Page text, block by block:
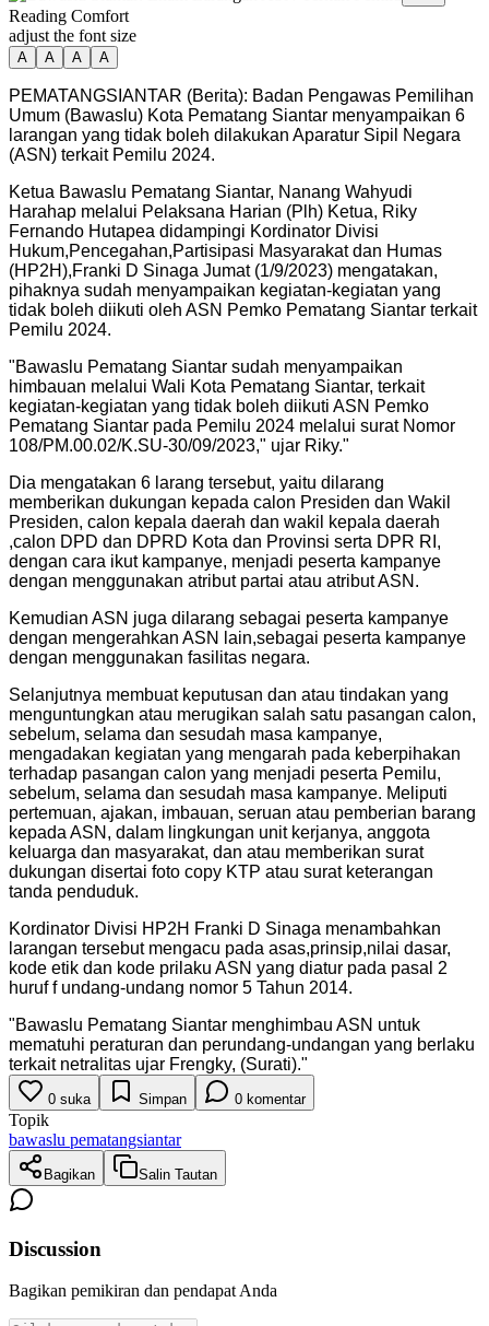
Reading Comfort
adjust the font size
A A A A
PEMATANGSIANTAR (Berita): Badan Pengawas Pemilihan
Umum (Bawaslu) Kota Pematang Siantar menyampaikan 6
larangan yang tidak boleh dilakukan Aparatur Sipil Negara
(ASN) terkait Pemilu 2024.
Ketua Bawaslu Pematang Siantar, Nanang Wahyudi
Harahap melalui Pelaksana Harian (Plh) Ketua, Riky
Fernando Hutapea didampingi Kordinator Divisi
Hukum,Pencegahan,Partisipasi Masyarakat dan Humas
(HP2H),Franki D Sinaga Jumat (1/9/2023) mengatakan,
pihaknya sudah menyampaikan kegiatan-kegiatan yang
tidak boleh diikuti oleh ASN Pemko Pematang Siantar terkait
Pemilu 2024.
"Bawaslu Pematang Siantar sudah menyampaikan
himbauan melalui Wali Kota Pematang Siantar, terkait
kegiatan-kegiatan yang tidak boleh diikuti ASN Pemko
Pematang Siantar pada Pemilu 2024 melalui surat Nomor
108/PM.00.02/K.SU-30/09/2023," ujar Riky."
Dia mengatakan 6 larang tersebut, yaitu dilarang
memberikan dukungan kepada calon Presiden dan Wakil
Presiden, calon kepala daerah dan wakil kepala daerah
,calon DPD dan DPRD Kota dan Provinsi serta DPR RI,
dengan cara ikut kampanye, menjadi peserta kampanye
dengan menggunakan atribut partai atau atribut ASN.
Kemudian ASN juga dilarang sebagai peserta kampanye
dengan mengerahkan ASN lain,sebagai peserta kampanye
dengan menggunakan fasilitas negara.
Selanjutnya membuat keputusan dan atau tindakan yang
menguntungkan atau merugikan salah satu pasangan calon,
sebelum, selama dan sesudah masa kampanye,
mengadakan kegiatan yang mengarah pada keberpihakan
terhadap pasangan calon yang menjadi peserta Pemilu,
sebelum, selama dan sesudah masa kampanye. Meliputi
pertemuan, ajakan, imbauan, seruan atau pemberian barang
kepada ASN, dalam lingkungan unit kerjanya, anggota
keluarga dan masyarakat, dan atau memberikan surat
dukungan disertai foto copy KTP atau surat keterangan
tanda penduduk.
Kordinator Divisi HP2H Franki D Sinaga menambahkan
larangan tersebut mengacu pada asas,prinsip,nilai dasar,
kode etik dan kode prilaku ASN yang diatur pada pasal 2
huruf f undang-undang nomor 5 Tahun 2014.
"Bawaslu Pematang Siantar menghimbau ASN untuk
mematuhi peraturan dan perundang-undangan yang berlaku
terkait netralitas ujar Frengky, (Surati)."
0 suka Simpan 0 komentar
Topik
bawaslu pematangsiantar
Bagikan Salin Tautan
Discussion
Bagikan pemikiran dan pendapat Anda